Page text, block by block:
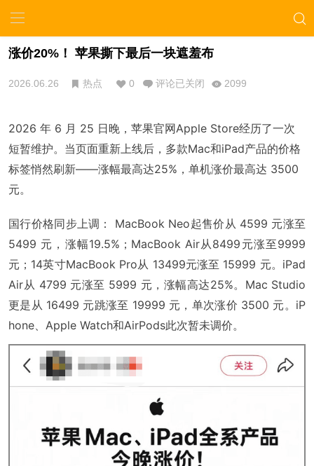
涨价20%！ 苹果撕下最后一块遮羞布
2026.06.26 热点 0 评论已关闭 2099
2026 年 6 月 25 日晚，苹果官网Apple Store经历了一次
短暂维护。当页面重新上线后，多款Mac和iPad产品的价格
标签悄然刷新——涨幅最高达25%，单机涨价最高达 3500
元。
国行价格同步上调： MacBook Neo起售价从 4599 元涨至
5499 元，涨幅19.5%；MacBook Air从8499元涨至9999
元；14英寸MacBook Pro从 13499元涨至 15999 元。iPad
Air从 4799 元涨至 5999 元，涨幅高达25%。Mac Studio
更是从 16499 元跳涨至 19999 元，单次涨价 3500 元。iP
hone、Apple Watch和AirPods此次暂未调价。